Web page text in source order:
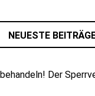
NEUESTE
Der